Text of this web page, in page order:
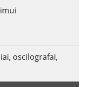
oscilografai,